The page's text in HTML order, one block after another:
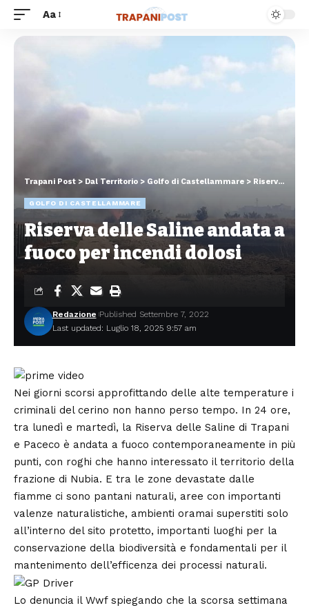
Aa
Trapani Post > Dal Territorio > Golfo di Castellammare > Riserva delle Saline andata a fuoco per incendi dolosi
GOLFO DI CASTELLAMMARE
Riserva delle Saline andata a
fuoco per incendi dolosi
Last updated: Luglio 18, 2025 9:57 am
Redazione Published Settembre 7, 2022
Nei giorni scorsi approfittando delle alte temperature i
criminali del cerino non hanno perso tempo. In 24 ore,
tra lunedì e martedì, la Riserva delle Saline di Trapani
e Paceco è andata a fuoco contemporaneamente in più
punti, con roghi che hanno interessato il territorio della
frazione di Nubia. E tra le zone devastate dalle
fiamme ci sono pantani naturali, aree con importanti
valenze naturalistiche, ambienti oramai superstiti solo
all’interno del sito protetto, importanti luoghi per la
conservazione della biodiversità e fondamentali per il
mantenimento dell’efficenza dei processi naturali.
Lo denuncia il Wwf spiegando che la scorsa settimana